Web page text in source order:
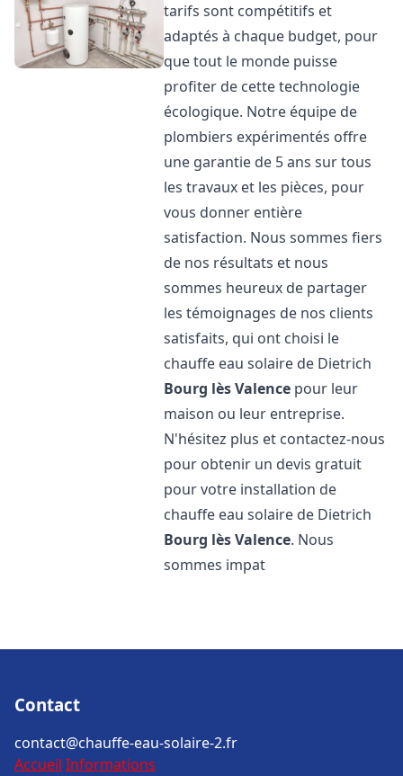
tarifs sont compétitifs et
adaptés à chaque budget, pour
que tout le monde puisse
profiter de cette technologie
écologique. Notre équipe de
plombiers expérimentés offre
une garantie de 5 ans sur tous
les travaux et les pièces, pour
vous donner entière
satisfaction. Nous sommes fiers
de nos résultats et nous
sommes heureux de partager
les témoignages de nos clients
satisfaits, qui ont choisi le
chauffe eau solaire de Dietrich
Bourg lès Valence pour leur
maison ou leur entreprise.
N'hésitez plus et contactez-nous
pour obtenir un devis gratuit
pour votre installation de
chauffe eau solaire de Dietrich
Bourg lès Valence. Nous
sommes impat
Contact
contact@chauffe-eau-solaire-2.fr
Accueil Informations